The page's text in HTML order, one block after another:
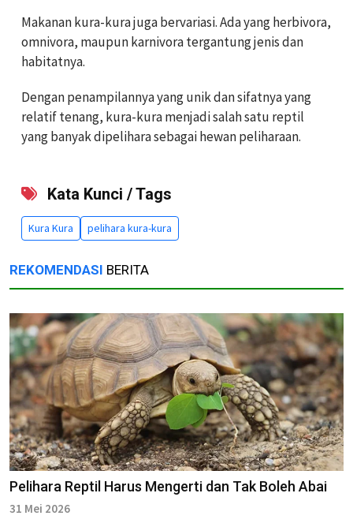
Makanan kura-kura juga bervariasi. Ada yang herbivora,
omnivora, maupun karnivora tergantung jenis dan
habitatnya.
Dengan penampilannya yang unik dan sifatnya yang
relatif tenang, kura-kura menjadi salah satu reptil
yang banyak dipelihara sebagai hewan peliharaan.
Kata Kunci / Tags
Kura Kura pelihara kura-kura
REKOMENDASI BERITA
Pelihara Reptil Harus Mengerti dan Tak Boleh Abai
31 Mei 2026